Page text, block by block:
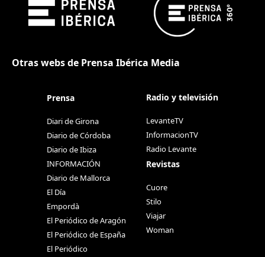
Otras webs de Prensa Ibérica Media
Prensa
Diari de Girona
Diario de Córdoba
Diario de Ibiza
INFORMACIÓN
Diario de Mallorca
El Día
Empordà
El Periódico de Aragón
El Periódico de España
El Periódico
Radio y televisión
LevanteTV
InformacionTV
Radio Levante
Revistas
Cuore
Stilo
Viajar
Woman